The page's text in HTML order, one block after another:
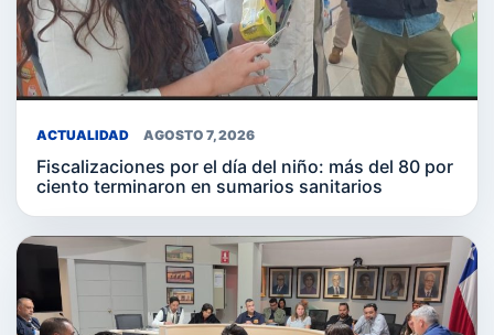
ACTUALIDAD AGOSTO 7, 2026
Fiscalizaciones por el día del niño: más del 80 por
ciento terminaron en sumarios sanitarios